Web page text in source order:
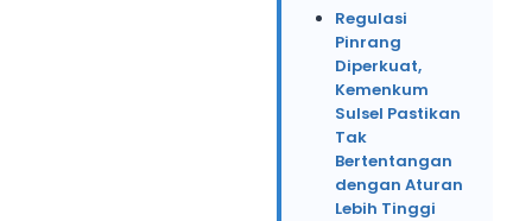
Regulasi
Pinrang
Diperkuat,
Kemenkum
Sulsel Pastikan
Tak
Bertentangan
dengan Aturan
Lebih Tinggi